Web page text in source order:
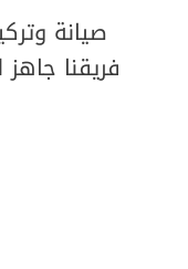
صيانة
فريقنا